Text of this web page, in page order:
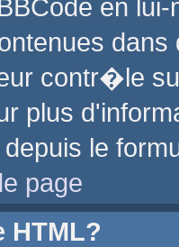
en
contr�le
plus
le
page
HTML?